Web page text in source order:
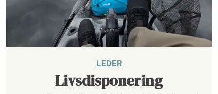
LEDER
Livsdisponering